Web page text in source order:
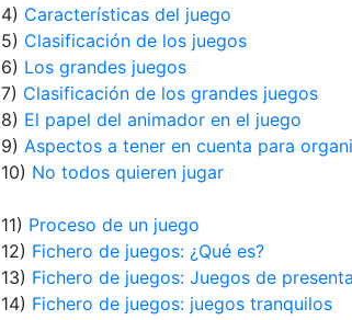
4) Características del juego
5) Clasificación de los juegos
6) Los grandes juegos
7) Clasificación de los grandes juegos
8) El papel del animador en el juego
9) Aspectos a tener en cuenta para
10) No todos quieren jugar
11) Proceso de un juego
12) Fichero de juegos: ¿Qué es?
13) Fichero de juegos: Juegos de
14) Fichero de juegos: juegos tranquilos